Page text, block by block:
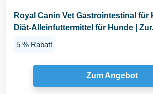
Royal Canin Vet Gastrointestinal für
Diät-Alleinfuttermittel für Hunde |
5 % Rabatt
Zum Angebot